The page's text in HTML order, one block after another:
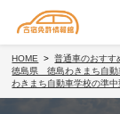
HOME
普通車のおすす
徳島県 徳島わきまち自動
わきまち自動車学校の準中